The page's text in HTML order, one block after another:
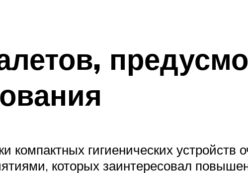
компактных гигиенических устройств
которых заинтересовал